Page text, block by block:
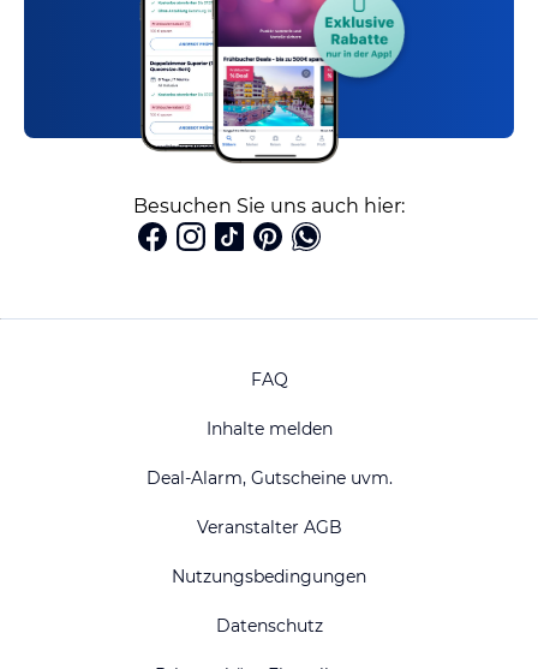
Besuchen Sie uns auch hier:
FAQ
Inhalte melden
Deal-Alarm, Gutscheine uvm.
Veranstalter AGB
Nutzungsbedingungen
Datenschutz